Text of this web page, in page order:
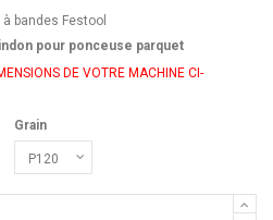
bandes Festool
pour ponceuse parquet
DE VOTRE MACHINE CI-
Grain